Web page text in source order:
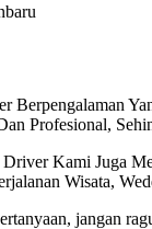
Profesional,
Kami Juga
Wisata,
jangan